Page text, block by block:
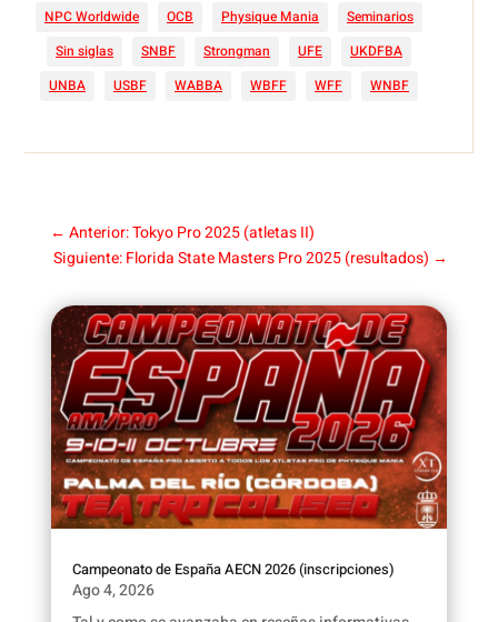
NPC Worldwide
OCB Physique Mania
Seminarios
Sin siglas
SNBF Strongman UFE
UKDFBA
UNBA
USBF WABBA WBFF WFF WNBF
← Anterior: Tokyo Pro 2025 (atletas II)
Siguiente: Florida State Masters Pro 2025 (resultados) →
Campeonato de España AECN 2026 (inscripciones)
Ago 4, 2026